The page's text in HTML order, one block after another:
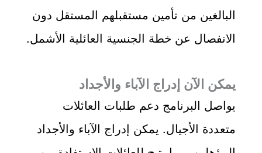
البالغين من تأمين مستقبلهم المستقل دون
الانفصال عن خطة الجنسية العائلية الأشمل.
يمكن الآن إدراج الآباء والأجداد
يواصل البرنامج دعم طلبات العائلات
متعددة الأجيال. يمكن إدراج الآباء والأجداد